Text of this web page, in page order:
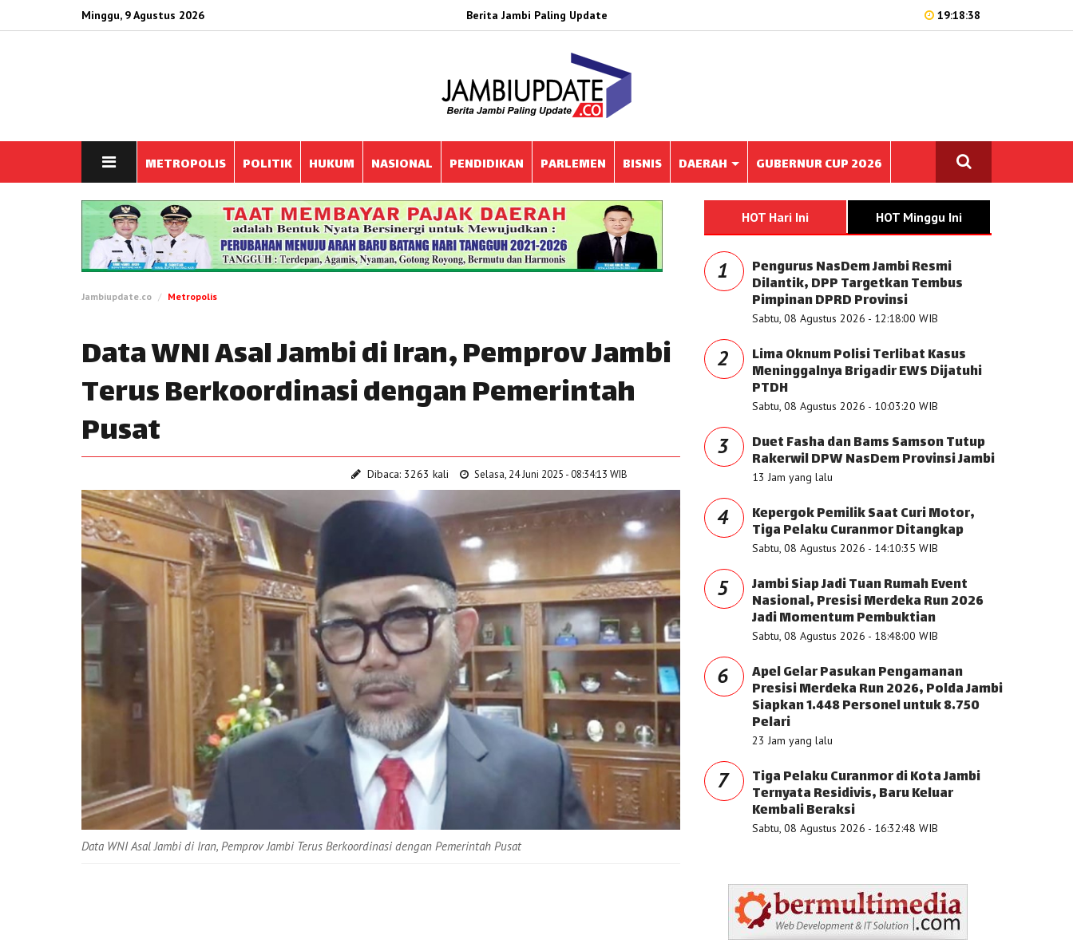
Minggu, 9 Agustus 2026 Berita Jambi Paling Update 19:18:38
METROPOLIS POLITIK HUKUM NASIONAL PENDIDIKAN PARLEMEN BISNIS DAERAH GUBERNUR CUP 2026
Jambiupdate.co Metropolis
Data WNI Asal Jambi di Iran, Pemprov Jambi
Terus Berkoordinasi dengan Pemerintah
Pusat
Dibaca: 3263 kali Selasa, 24 Juni 2025 - 08:34:13 WIB
Data WNI Asal Jambi di Iran, Pemprov Jambi Terus Berkoordinasi dengan Pemerintah Pusat
HOT Hari Ini HOT Minggu Ini
1 Pengurus NasDem Jambi Resmi
Dilantik, DPP Targetkan Tembus
Pimpinan DPRD Provinsi
Sabtu, 08 Agustus 2026 - 12:18:00 WIB
2 Lima Oknum Polisi Terlibat Kasus
Meninggalnya Brigadir EWS Dijatuhi
PTDH
Sabtu, 08 Agustus 2026 - 10:03:20 WIB
3 Duet Fasha dan Bams Samson Tutup
Rakerwil DPW NasDem Provinsi Jambi
13 Jam yang lalu
4 Kepergok Pemilik Saat Curi Motor,
Tiga Pelaku Curanmor Ditangkap
Sabtu, 08 Agustus 2026 - 14:10:35 WIB
5 Jambi Siap Jadi Tuan Rumah Event
Nasional, Presisi Merdeka Run 2026
Jadi Momentum Pembuktian
Sabtu, 08 Agustus 2026 - 18:48:00 WIB
6 Apel Gelar Pasukan Pengamanan
Presisi Merdeka Run 2026, Polda Jambi
Siapkan 1.448 Personel untuk 8.750
Pelari
23 Jam yang lalu
7 Tiga Pelaku Curanmor di Kota Jambi
Ternyata Residivis, Baru Keluar
Kembali Beraksi
Sabtu, 08 Agustus 2026 - 16:32:48 WIB